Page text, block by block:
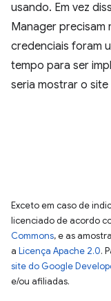
usando. Em vez
Manager precisam
credenciais foram
tempo para ser
seria mostrar o
Exceto em caso de
licenciado de acordo
Commons, e as
a Licença Apache 2.0.
site do Google
e/ou afiliadas.